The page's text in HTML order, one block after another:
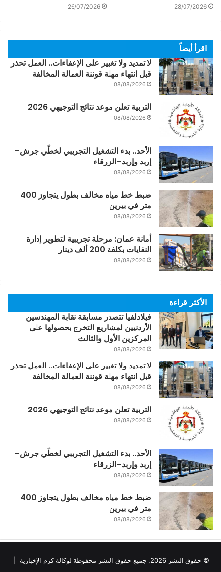
28/07/2026
26/07/2026
اقرأ أيضاً
لا تمديد ولا تغيير على الإعفاءات.. العمل تحذر
قبل انتهاء مهلة قوننة العمالة المخالفة
08/08/2026
التربية تعلن موعد نتائج التوجيهي 2026
08/08/2026
الأحد.. بدء التشغيل التجريبي لخطّي جرش–
إربد وإربد–الزرقاء
08/08/2026
ضبط خط مياه مخالف بطول يتجاوز 400
متر في بيرين
08/08/2026
أمانة عمان: مرحلة تجريبية لتطوير إدارة
النفايات بكلفة 200 ألف دينار
08/08/2026
الأكثر قراءة
فيلادلفيا تتصدر مسابقة نقابة المهندسين
الأردنيين لمشاريع التخرج بحصولها على
المركزين الأول والثالث
08/08/2026
لا تمديد ولا تغيير على الإعفاءات.. العمل تحذر
قبل انتهاء مهلة قوننة العمالة المخالفة
08/08/2026
التربية تعلن موعد نتائج التوجيهي 2026
08/08/2026
الأحد.. بدء التشغيل التجريبي لخطّي جرش–
إربد وإربد–الزرقاء
08/08/2026
ضبط خط مياه مخالف بطول يتجاوز 400
متر في بيرين
08/08/2026
© حقوق النشر 2026, جميع حقوق النشر محفوظة لوكالة كرم الإخبارية |